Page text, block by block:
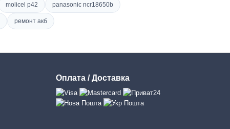
molicel p42 panasonic ncr18650b
ремонт акб
Оплата / Доставка